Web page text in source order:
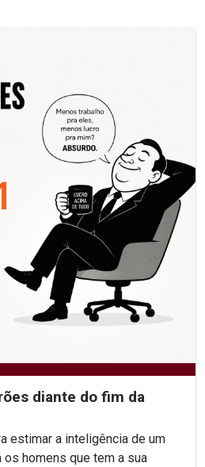
diante do fim da
estimar a inteligência de um
os homens que tem a sua